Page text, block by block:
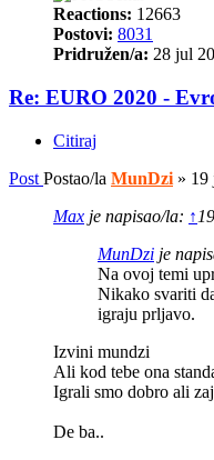
Reactions: 12663
Postovi: 8031
Pridružen/a: 28 jul
Re: EURO 2020 -
Citiraj
Post Postao/la MunDzi » 19
Max je napisao/la: ↑
MunDzi je
Na ovoj temi
Nikako svariti
igraju prljavo.
Izvini mundzi
Ali kod tebe ona
Igrali smo dobro ali
De ba..